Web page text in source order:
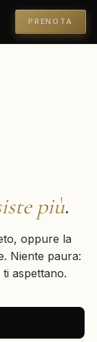
PRENOTA
più.
oppure la
Niente paura:
aspettano.